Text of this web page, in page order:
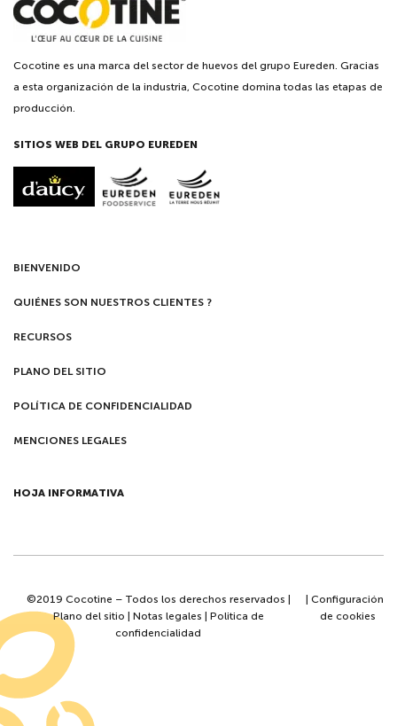
Cocotine es una marca del sector de huevos del grupo Eureden. Gracias
a esta organización de la industria, Cocotine domina todas las etapas de
producción.
SITIOS WEB DEL GRUPO EUREDEN
BIENVENIDO
QUIÉNES SON NUESTROS CLIENTES ?
RECURSOS
PLANO DEL SITIO
POLÍTICA DE CONFIDENCIALIDAD
MENCIONES LEGALES
HOJA INFORMATIVA
©2019 Cocotine – Todos los derechos reservados |
Plano del sitio | Notas legales | Politica de
confidencialidad
| Configuración
de cookies